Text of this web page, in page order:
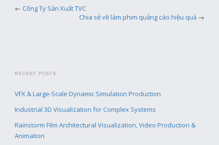
← Công Ty Sản Xuất TVC
Chia sẻ về làm phim quảng cáo hiệu quả →
RECENT POSTS
VFX & Large-Scale Dynamic Simulation Production
Industrial 3D Visualization for Complex Systems
Rainstorm Film Architectural Visualization, Video Production &
Animation